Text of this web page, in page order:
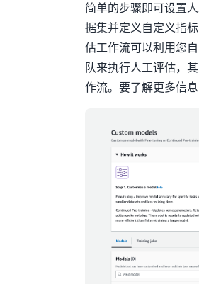
简单的步骤即可设置
据集并定义自定义指
估工作流可以利用您
队来执行人工评估，
作流。要了解更多信